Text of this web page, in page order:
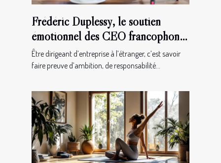
Frédéric Duplessy, le soutien
émotionnel des CEO francophones
à l’étranger !
Être dirigeant d’entreprise à l’étranger, c’est savoir
faire preuve d’ambition, de responsabilité...